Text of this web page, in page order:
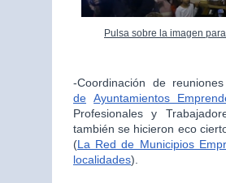
Pulsa sobre la imagen
-Coordinación de
de Ayuntamientos
Profesionales y
también se hicieron eco
(La Red de Municipios
localidades).